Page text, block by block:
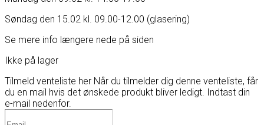
Søndag den 15.02 kl. 09.00-12.00 (glasering)
Se mere info længere nede på siden
Ikke på lager
Tilmeld venteliste her Når du tilmelder dig denne venteliste, får
du en mail hvis det ønskede produkt bliver ledigt. Indtast din
e-mail nedenfor.